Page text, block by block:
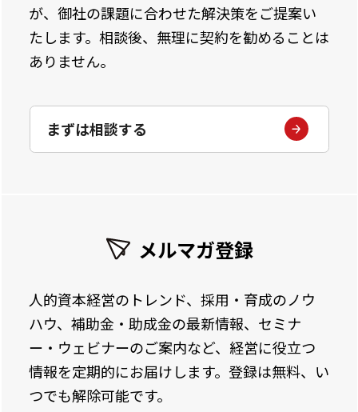
が、御社の課題に合わせた解決策をご提案い
たします。相談後、無理に契約を勧めることは
ありません。
まずは相談する
メルマガ登録
人的資本経営のトレンド、採用・育成のノウ
ハウ、補助金・助成金の最新情報、セミナ
ー・ウェビナーのご案内など、経営に役立つ
情報を定期的にお届けします。登録は無料、い
つでも解除可能です。